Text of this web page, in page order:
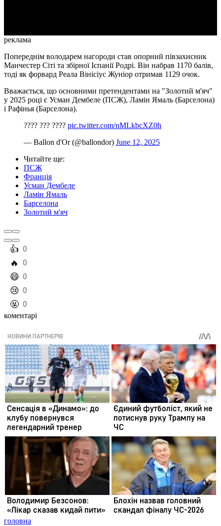
реклама
Попереднім володарем нагороди став опорний півзахисник
Манчестер Сіті та збірної Іспанії Родрі. Він набрав 1170 балів,
тоді як форвард Реала Вінісіус Жуніор отримав 1129 очок.
Вважається, що основними претендентами на "Золотий м'яч"
у 2025 році є Усман Дембеле (ПСЖ), Ламін Ямаль (Барселона)
і Рафінья (Барселона).
???? ??? ???? pic.twitter.com/nMLkbcXZ0h
— Ballon d'Or (@ballondor) June 12, 2025
Читайте ще:
ПСЖ
Франція
Усман Дембеле
Ламін Ямаль
Барселона
Золотий м'яч
️👍 0
️🔥 0
️😄 0
️😢 0
️🤬 0
коментарі
головна